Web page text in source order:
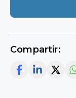
Compartir: